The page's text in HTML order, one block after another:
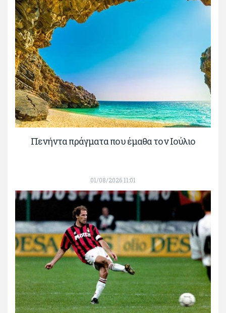
Πενήντα πράγματα που έμαθα τον Ιούλιο
01/08/2026 11:01